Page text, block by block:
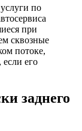
по
при
сквозные
потоке,
его
заднего